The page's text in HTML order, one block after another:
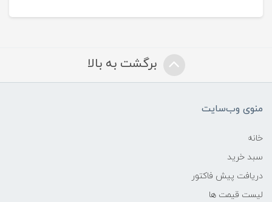
برگشت به بالا
منوی وب‌سایت
خانه
سبد خرید
دریافت پیش فاکتور
لیست قیمت ها